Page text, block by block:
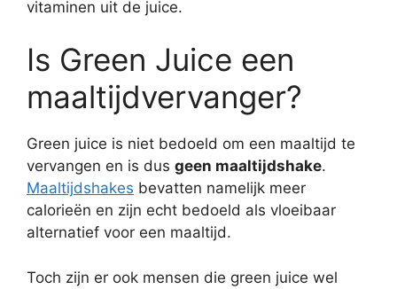
vitaminen uit de juice.
Is Green Juice een
maaltijdvervanger?
Green juice is niet bedoeld om een maaltijd te
vervangen en is dus geen maaltijdshake.
Maaltijdshakes bevatten namelijk meer
calorieën en zijn echt bedoeld als vloeibaar
alternatief voor een maaltijd.
Toch zijn er ook mensen die green juice wel